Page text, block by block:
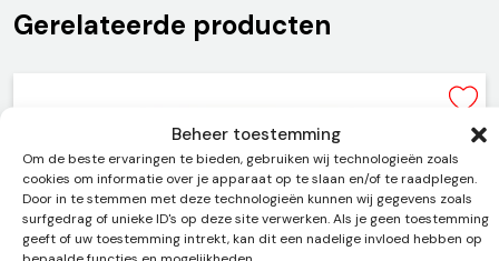
Beheer toestemming
Om de beste ervaringen te bieden, gebruiken wij technologieën zoals
cookies om informatie over je apparaat op te slaan en/of te raadplegen.
Door in te stemmen met deze technologieën kunnen wij gegevens zoals
surfgedrag of unieke ID's op deze site verwerken. Als je geen toestemming
geeft of uw toestemming intrekt, kan dit een nadelige invloed hebben op
Gerelateerde producten